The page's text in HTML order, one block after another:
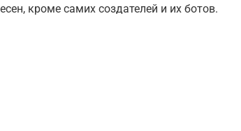
кроме самих создателей и их ботов.